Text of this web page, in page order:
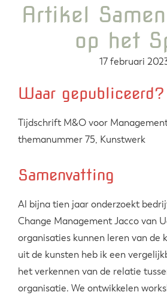
Artikel
op het
17 februari
Waar gepubliceerd?
Tijdschrift M&O voor
themanummer 75, Kunstwerk
Samenvatting
Al bijna tien jaar onderzoekt
Change Management Jacco van
organisaties kunnen leren van de
uit de kunsten heb ik een
het verkennen van de relatie
organisatie. We ontwikkelen